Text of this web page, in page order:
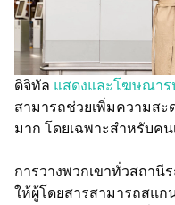
ดิจิทัล แสดงและโฆษณาร
สามารถช่วยเพิ่มความสะ
มาก โดยเฉพาะสำหรับคน
การวางพวกเขาทั่วสถานี
ให้ผู้โดยสารสามารถสแก